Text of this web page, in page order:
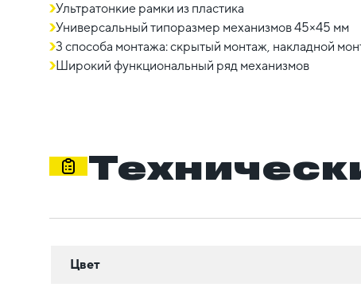
Ультратонкие рамки из пластика
Универсальный типоразмер механизмов 45×45 мм
3 способа монтажа: скрытый монтаж, накладной
Широкий функциональный ряд механизмов
Цвет